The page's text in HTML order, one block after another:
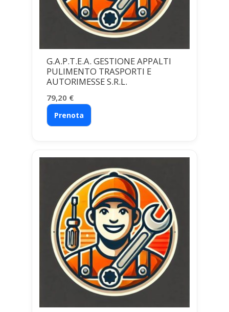
G.A.P.T.E.A. GESTIONE APPALTI
PULIMENTO TRASPORTI E
AUTORIMESSE S.R.L.
79,20 €
Prenota